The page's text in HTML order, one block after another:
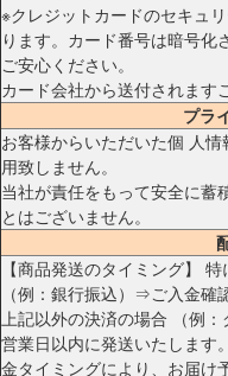
※クレジットカードのセキュ
ります。カード番号は暗号
ご安心ください。
カード会社から送付されます
プラ
お客様からいただいた個 人
用致しません。
当社が責任をもって安全に蓄
とはございません。
【商品発送のタイミング】
（例：銀行振込）⇒ご入金確
上記以外の決済の場合 （例
営業日以内に発送いたします
金タイミングにより、お届け